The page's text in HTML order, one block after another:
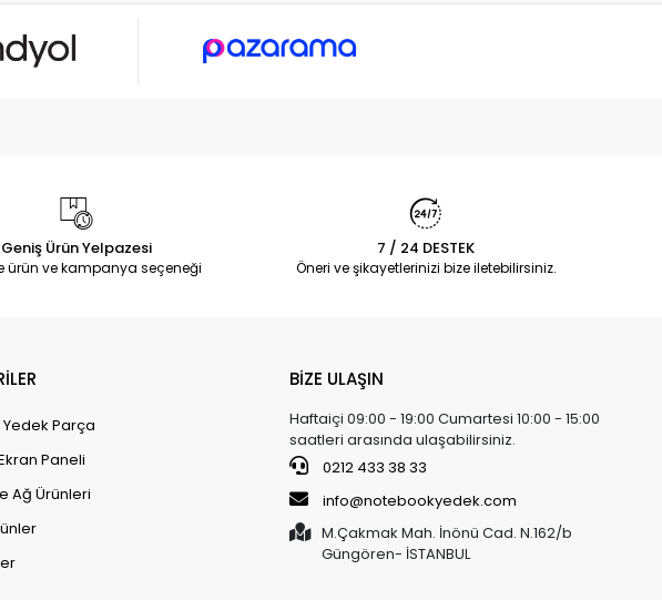
Geniş Ürün Yelpazesi
ürün ve kampanya seçeneği
7 / 24 DESTEK
Öneri ve şikayetlerinizi bize iletebilirsiniz.
Parça
Paneli
Ağ Ürünleri
BİZE ULAŞIN
Haftaiçi 09:00 - 19:00 Cumartesi 10:00 - 15:00
saatleri arasında ulaşabilirsiniz.
0212 433 38 33
info@notebookyedek.com
M.Çakmak Mah. İnönü Cad. N.162/b
Güngören- İSTANBUL